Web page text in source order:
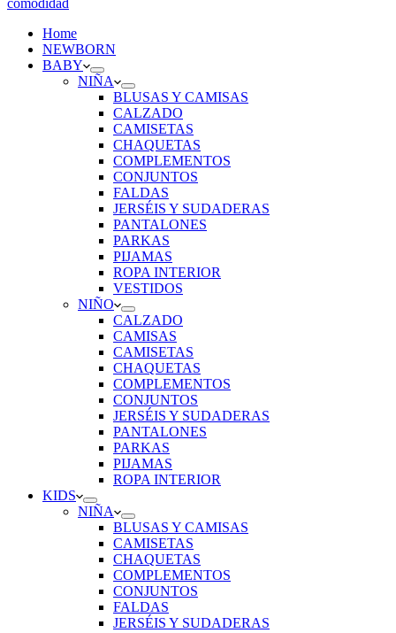
Home
NEWBORN
BABY
NIÑA
BLUSAS Y CAMISAS
CALZADO
CAMISETAS
CHAQUETAS
COMPLEMENTOS
CONJUNTOS
FALDAS
JERSÉIS Y SUDADERAS
PANTALONES
PARKAS
PIJAMAS
ROPA INTERIOR
VESTIDOS
NIÑO
CALZADO
CAMISAS
CAMISETAS
CHAQUETAS
COMPLEMENTOS
CONJUNTOS
JERSÉIS Y SUDADERAS
PANTALONES
PARKAS
PIJAMAS
ROPA INTERIOR
KIDS
NIÑA
BLUSAS Y CAMISAS
CAMISETAS
CHAQUETAS
COMPLEMENTOS
CONJUNTOS
FALDAS
JERSÉIS Y SUDADERAS